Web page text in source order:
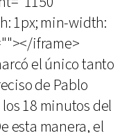
1px; min-width:
iframe>
el único tanto
de Pablo
18 minutos del
esta manera, el